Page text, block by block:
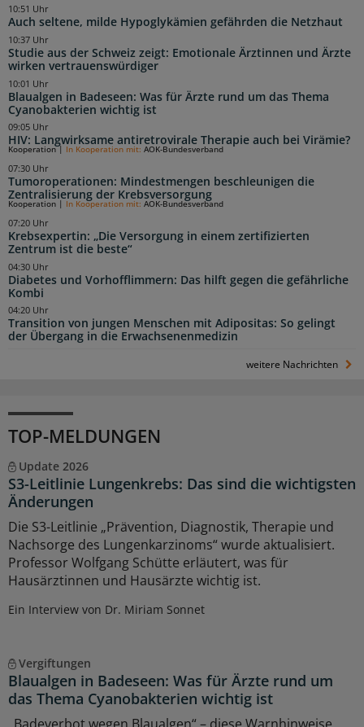
Auch seltene, milde Hypoglykämien gefährden die Netzhaut
10:51 Uhr
Studie aus der Schweiz zeigt: Emotionale Ärztinnen und Ärzte
wirken vertrauenswürdiger
10:37 Uhr
Blaualgen in Badeseen: Was für Ärzte rund um das Thema
Cyanobakterien wichtig ist
10:01 Uhr
HIV: Langwirksame antiretrovirale Therapie auch bei Virämie?
09:05 Uhr
Tumoroperationen: Mindestmengen beschleunigen die
Zentralisierung der Krebsversorgung
Kooperation| In Kooperation mit: AOK-Bundesverband
07:30 Uhr
Krebsexpertin: „Die Versorgung in einem zertifizierten
Zentrum ist die beste“
Kooperation | In Kooperation mit: AOK-Bundesverband
07:20 Uhr
Diabetes und Vorhofflimmern: Das hilft gegen die gefährliche
Kombi
04:30 Uhr
Transition von jungen Menschen mit Adipositas: So gelingt
der Übergang in die Erwachsenenmedizin
04:20 Uhr
weitere Nachrichten
TOP-MELDUNGEN
Update 2026
S3-Leitlinie Lungenkrebs: Das sind die wichtigsten
Änderungen
Die S3-Leitlinie „Prävention, Diagnostik, Therapie und
Nachsorge des Lungenkarzinoms“ wurde aktualisiert.
Professor Wolfgang Schütte erläutert, was für
Hausärztinnen und Hausärzte wichtig ist.
Ein Interview von Dr. Miriam Sonnet
Vergiftungen
Blaualgen in Badeseen: Was für Ärzte rund um
das Thema Cyanobakterien wichtig ist